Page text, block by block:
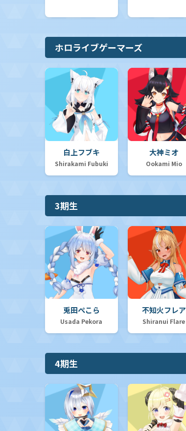
ホロライブゲーマーズ
白上フブキ
Shirakami Fubuki
大神ミオ
Ookami Mio
3期生
兎田ぺこら
Usada Pekora
不知火フレア
Shiranui Flare
4期生